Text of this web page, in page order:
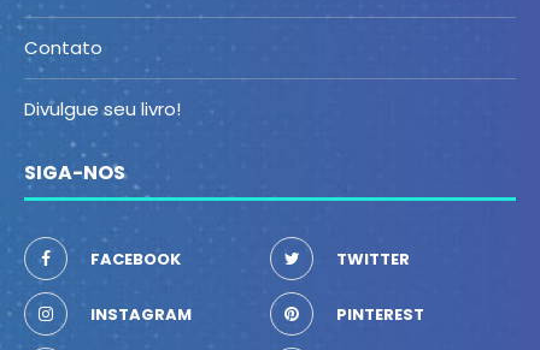
Contato
Divulgue seu livro!
SIGA-NOS
FACEBOOK TWITTER
INSTAGRAM PINTEREST